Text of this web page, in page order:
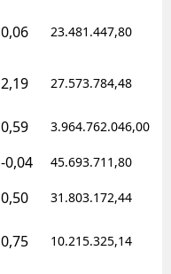
0,06 23.481.447,80
2,19 27.573.784,48
0,59 3.964.762.046,00
-0,04 45.693.711,80
0,50 31.803.172,44
0,75 10.215.325,14